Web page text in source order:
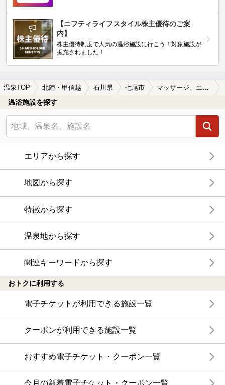
【ニフティライフスタイル株主優待のご案
内】
株主優待制度で人気の温浴施設に行こう！対象施設が
拡充されました！
温泉TOP 北陸・甲信越 石川県 七尾市 マッサージ、エステがある七尾市の温泉、日帰り温泉、スーパー銭湯おすすめ
温浴施設を探す
エリアから探す
地図から探す
特徴から探す
温泉地から探す
関連キーワードから探す
おトクに利用する
電子チケットが利用できる施設一覧
クーポンが利用できる施設一覧
おすすめ電子チケット・クーポン一覧
今月の新着電子チケット・クーポン一覧